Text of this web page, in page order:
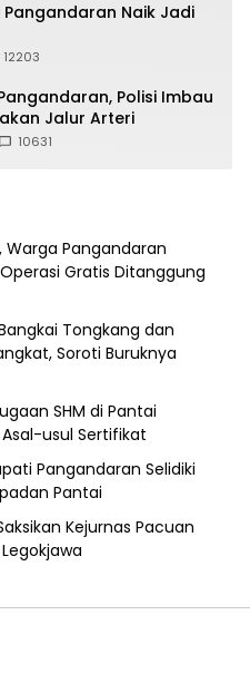
Pangandaran Naik Jadi
12203
Polisi Imbau
Jalur Arteri
10631
Pangandaran
Gratis Ditanggung
Tongkang dan
Soroti Buruknya
SHM di Pantai
usul Sertifikat
Pangandaran Selidiki
Pantai
Kejurnas Pacuan